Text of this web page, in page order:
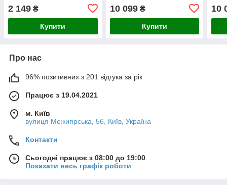
2 149 ₴
Купити
10 099₴
Купити
10
Про нас
96% позитивних з 201 відгука за рік
Працює з 19.04.2021
м. Київ
вулиця Межигірська, 56, Київ, Україна
Контакти
Сьогодні працює з 08:00 до 19:00
Показати весь графік роботи